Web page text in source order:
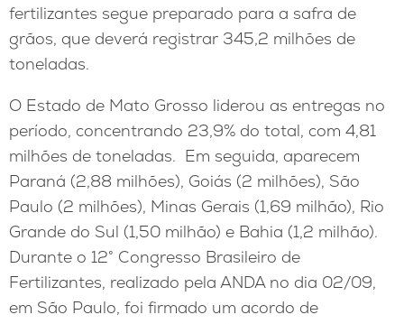
fertilizantes segue preparado para a safra de
grãos, que deverá registrar 345,2 milhões de
toneladas.
O Estado de Mato Grosso liderou as entregas no
período, concentrando 23,9% do total, com 4,81
milhões de toneladas. Em seguida, aparecem
Paraná (2,88 milhões), Goiás (2 milhões), São
Paulo (2 milhões), Minas Gerais (1,69 milhão), Rio
Grande do Sul (1,50 milhão) e Bahia (1,2 milhão).
Durante o 12° Congresso Brasileiro de
Fertilizantes, realizado pela ANDA no dia 02/09,
em São Paulo, foi firmado um acordo de